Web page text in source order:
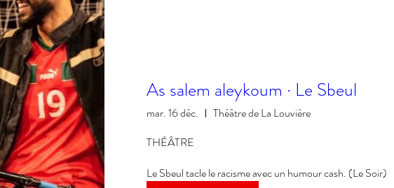
As salem aleykoum · Le Sbeul
mar. 16 déc.
Théâtre de La Louvière
THÉÂTRE
Le Sbeul tacle le racisme avec un humour cash. (Le Soir)